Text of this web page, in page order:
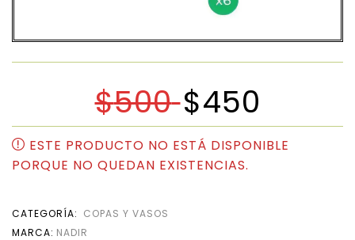
$500 $450
ESTE PRODUCTO NO ESTÁ DISPONIBLE
PORQUE NO QUEDAN EXISTENCIAS.
CATEGORÍA: COPAS Y VASOS
MARCA: NADIR